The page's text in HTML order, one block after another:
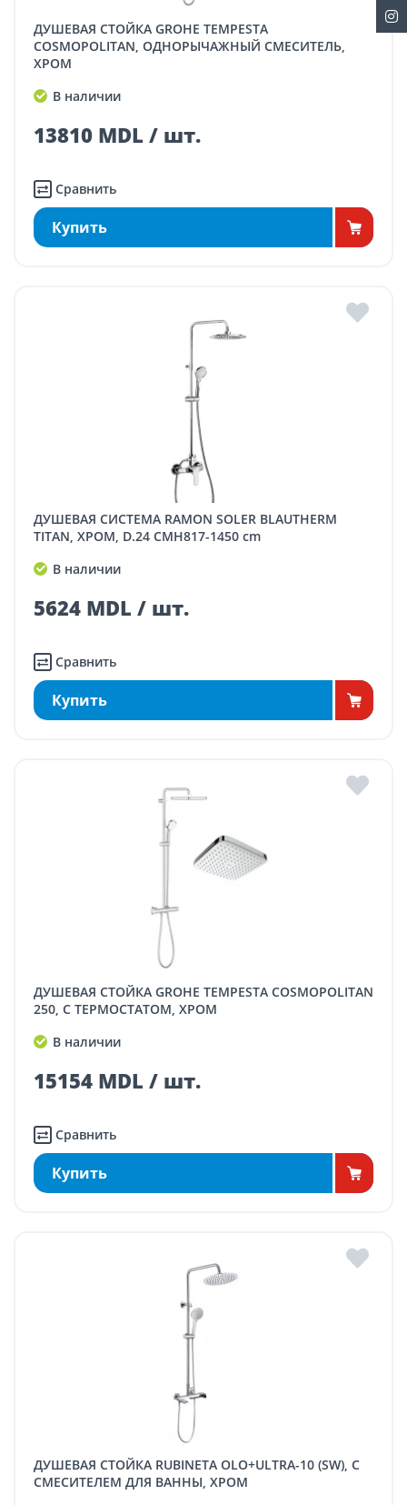
ДУШЕВАЯ СТОЙКА GROHE TEMPESTA
COSMOPOLITAN, ОДНОРЫЧАЖНЫЙ СМЕСИТЕЛЬ,
ХРОМ
В наличии
13810 MDL / шт.
Сравнить
Купить
ДУШЕВАЯ СИСТЕМА RAMON SOLER BLAUTHERM
TITAN, ХРОМ, D.24 СМH817-1450 cm
В наличии
5624 MDL / шт.
Сравнить
Купить
ДУШЕВАЯ СТОЙКА GROHE TEMPESTA COSMOPOLITAN
250, С ТЕРМОСТАТОМ, ХРОМ
В наличии
15154 MDL / шт.
Сравнить
Купить
ДУШЕВАЯ СТОЙКА RUBINETA OLO+ULTRA-10 (SW), С
СМЕСИТЕЛЕМ ДЛЯ ВАННЫ, ХРОМ